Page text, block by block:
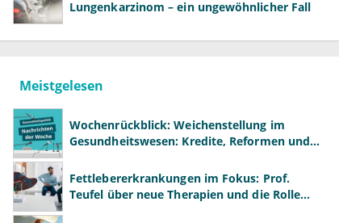
Lungenkarzinom – ein ungewöhnlicher Fall
Meistgelesen
Wochenrückblick: Weichenstellung im
Gesundheitswesen: Kredite, Reformen und
Fettlebererkrankungen im Fokus: Prof.
Teufel über neue Therapien und die Rolle